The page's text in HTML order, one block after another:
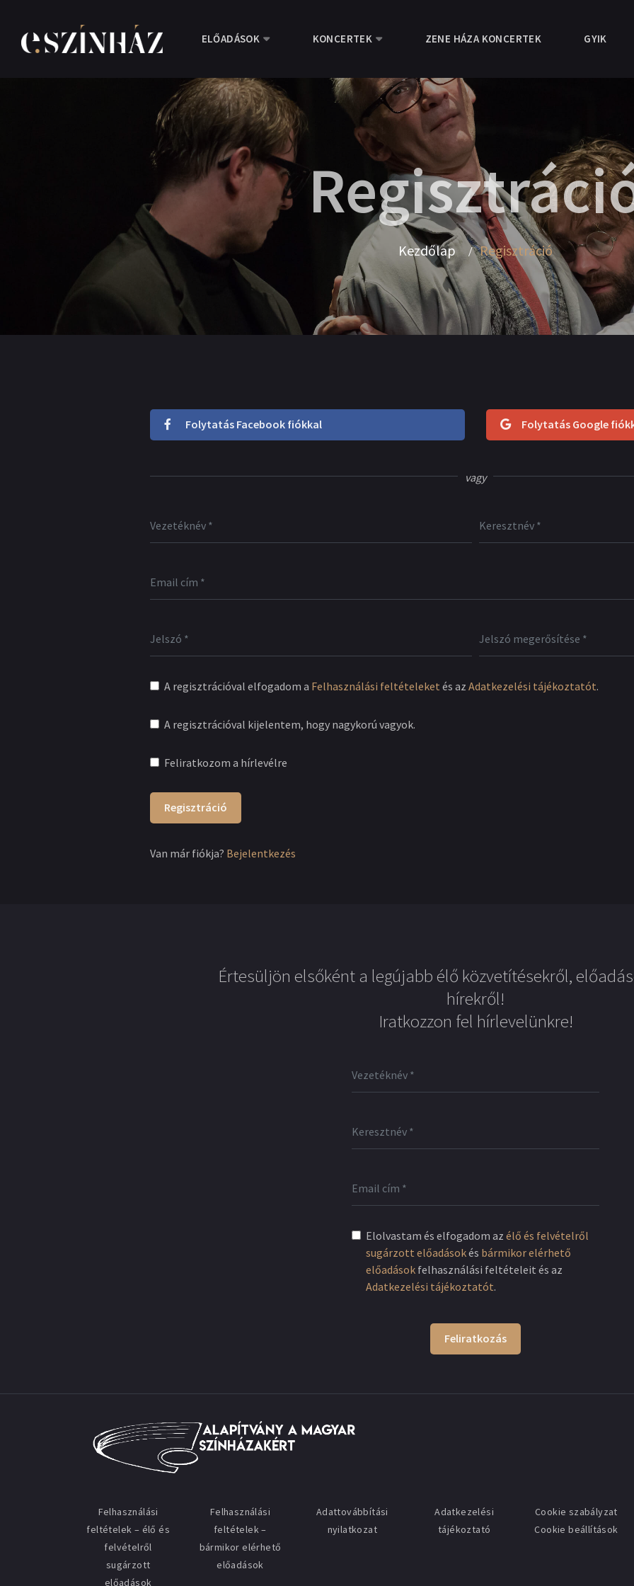
ELŐADÁSOK KONCERTEK ZENE HÁZA KONCERTEK GYIK
Kezdőlap Regisztráció
Folytatás Facebook fiókkal Folytatás Google
vagy
A regisztrációval elfogadom a Felhasználási feltételeket és az Adatkezelési tájékoztatót.
A regisztrációval kijelentem, hogy nagykorú vagyok.
Feliratkozom a hírlevélre
Regisztráció
Van már fiókja? Bejelentkezés
Értesüljön elsőként a legújabb élő közvetítésekről,
hírekről!
Iratkozzon fel hírlevelünkre!
Elolvastam és elfogadom az élő és felvételről
sugárzott előadásokés bármikor elérhető
előadások felhasználási feltételeit és az
Adatkezelési tájékoztatót.
Feliratkozás
Felhasználási
feltételek – élő és
felvételről
sugárzott
előadások
Felhasználási
feltételek –
bármikor elérhető
előadások
Adattovábbítási
nyilatkozat
Adatkezelési
tájékoztató
Cookie szabályzat
Cookie beállítások